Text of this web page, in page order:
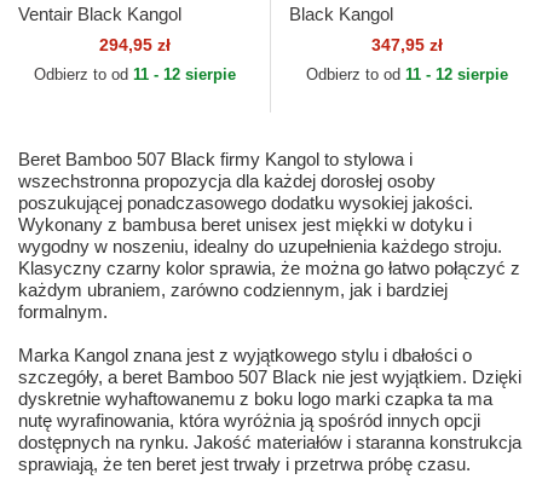
Ventair Black Kangol
294,95 zł
Odbierz to od 11 - 12 sierpie
Black Kangol
347,95 zł
Odbierz to od 11 - 12 sierpie
Beret Bamboo 507 Black firmy Kangol to stylowa i
wszechstronna propozycja dla każdej dorosłej osoby
poszukującej ponadczasowego dodatku wysokiej jakości.
Wykonany z bambusa beret unisex jest miękki w dotyku i
wygodny w noszeniu, idealny do uzupełnienia każdego stroju.
Klasyczny czarny kolor sprawia, że można go łatwo połączyć z
każdym ubraniem, zarówno codziennym, jak i bardziej
formalnym.
Marka Kangol znana jest z wyjątkowego stylu i dbałości o
szczegóły, a beret Bamboo 507 Black nie jest wyjątkiem. Dzięki
dyskretnie wyhaftowanemu z boku logo marki czapka ta ma
nutę wyrafinowania, która wyróżnia ją spośród innych opcji
dostępnych na rynku. Jakość materiałów i staranna konstrukcja
sprawiają, że ten beret jest trwały i przetrwa próbę czasu.